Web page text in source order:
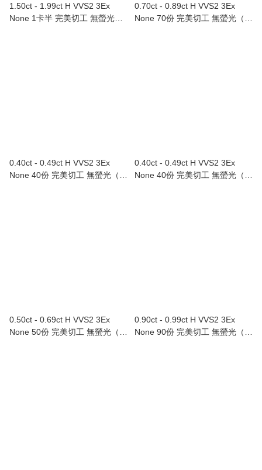
1.50ct - 1.99ct H VVS2 3Ex
None 1卡半 完美切工 無螢光
0.70ct - 0.89ct H VVS2 3Ex
None 70份 完美切工 無螢光（附
0.40ct - 0.49ct H VVS2 3Ex
None 40份 完美切工 無螢光（附
0.40ct - 0.49ct H VVS2 3Ex
None 40份 完美切工 無螢光（附
0.50ct - 0.69ct H VVS2 3Ex
None 50份 完美切工 無螢光（附
0.90ct - 0.99ct H VVS2 3Ex
None 90份 完美切工 無螢光（附